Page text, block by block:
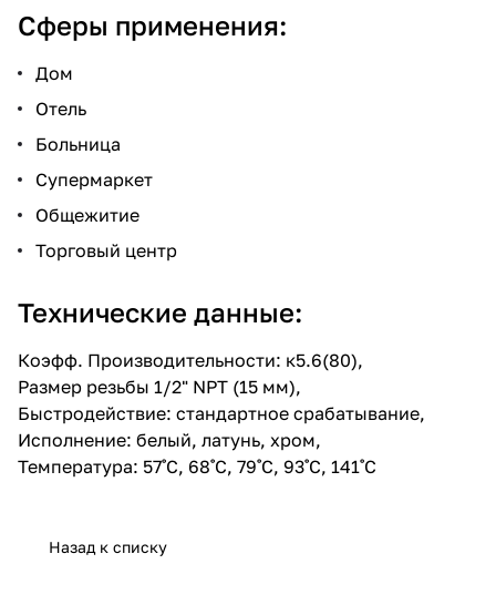
Сферы применения:
Дом
Отель
Больница
Супермаркет
Общежитие
Торговый центр
Технические данные:
Коэфф. Производительности: к5.6(80),
Размер резьбы 1/2" NPT (15 мм),
Быстродействие: стандартное срабатывание,
Исполнение: белый, латунь, хром,
Температура: 57˚C, 68˚C, 79˚C, 93˚C, 141˚C
Назад к списку